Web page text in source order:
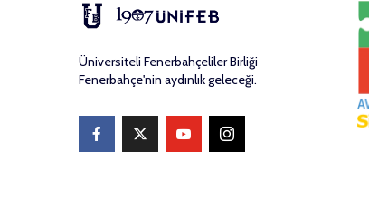
Üniversiteli Fenerbahçeliler Birliği
Fenerbahçe'nin aydınlık geleceği.